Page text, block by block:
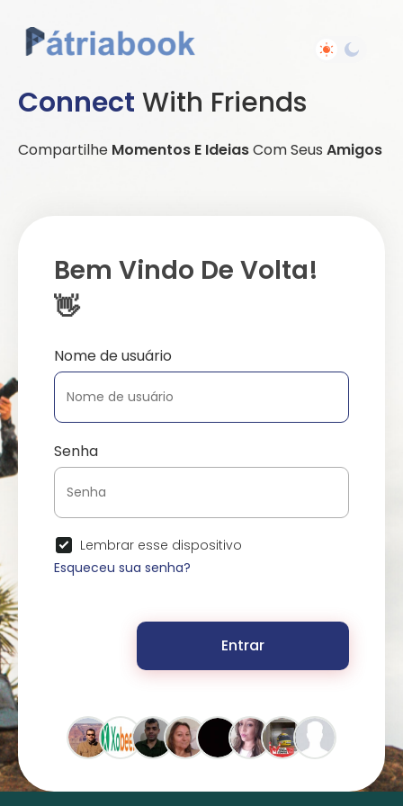
Connect With Friends
Compartilhe Momentos E IdeiasCom Seus Amigos
Bem Vindo De Volta!
👋
Nome de usuário
Senha
Lembrar esse dispositivo
Esqueceu sua senha?
Entrar